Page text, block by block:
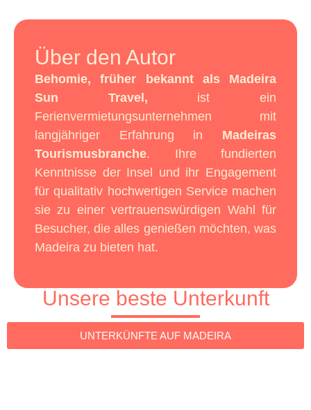
Über den Autor
Behomie, früher bekannt als Madeira
Sun Travel, ist ein
Ferienvermietungsunternehmen mit
langjähriger Erfahrung in Madeiras
Tourismusbranche. Ihre fundierten
Kenntnisse der Insel und ihr Engagement
für qualitativ hochwertigen Service machen
sie zu einer vertrauenswürdigen Wahl für
Besucher, die alles genießen möchten, was
Madeira zu bieten hat.
Unsere beste Unterkunft
UNTERKÜNFTE AUF MADEIRA